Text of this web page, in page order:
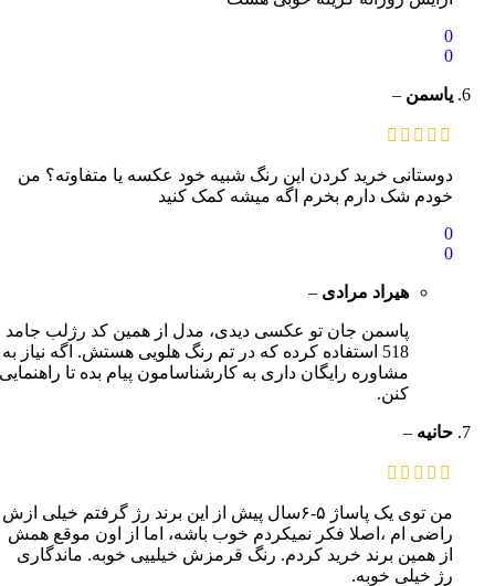
0
0
یاسمن –
دوستانی خرید کردن این رنگ شبیه خود عکسه یا متفاوته؟ من
خودم شک دارم بخرم اگه میشه کمک کنید
0
0
هیراد مرادی –
پاسمن جان تو عکسی دیدی، مدل از همین کد رژلب جامد
518 استفاده کرده که در تم رنگ هلویی هستش. اگه نیاز به
مشاوره رایگان داری به کارشناسامون پیام بده تا راهنمایی
کنن.
حانیه –
من توی یک پاساژ ۵-۶سال پیش از این برند رژ گرفتم خیلی ازش
راضی ام ،اصلا فکر نمیکردم خوب باشه، اما از اون موقع همش
از همین برند خرید کردم. رنگ قرمزش خیلییی خوبه. ماندگاری
رژ خیلی خوبه.